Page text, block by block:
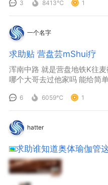
3 8413℃ 1
一个名字
求助贴 营盘芸mShui疗
浑南中路 就是营盘地铁K往
哪个大哥去过他家吗 能给简
6 6059℃ 1
hatter
求助谁知道奥体瑜伽管